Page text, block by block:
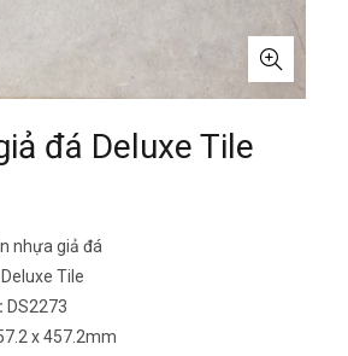
đá Deluxe Tile
nhựa giả đá
Deluxe Tile
DS2273
x 457.2mm